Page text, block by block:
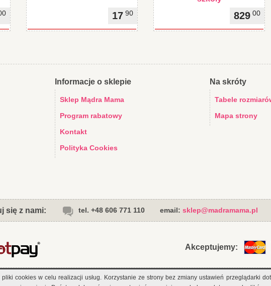
17 90 829 00
Informacje o sklepie
Sklep Mądra Mama
Program rabatowy
Kontakt
Polityka Cookies
Na skróty
Tabele
Mapa strony
się z nami: tel. +48 606 771 110 email: sklep@madramama.pl
Akceptujemy:
"Mądra Mama"
cookies w celu realizacji usług. Korzystanie ze strony bez zmiany ustawień przeglądarki